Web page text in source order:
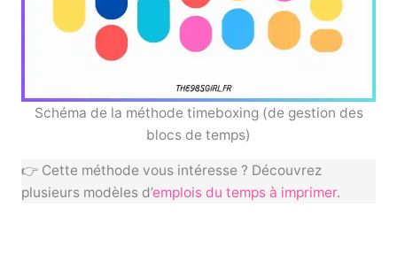
Schéma de la méthode timeboxing (de gestion des
blocs de temps)
👉 Cette méthode vous intéresse ? Découvrez
plusieurs modèles d’emplois du temps à imprimer.